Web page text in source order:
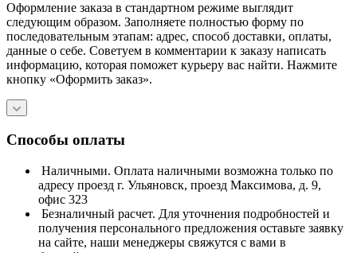
Оформление заказа в стандартном режиме выглядит
следующим образом. Заполняете полностью форму по
последовательным этапам: адрес, способ доставки, оплаты,
данные о себе. Советуем в комментарии к заказу написать
информацию, которая поможет курьеру вас найти. Нажмите
кнопку «Оформить заказ».
Способы оплаты
Наличными. Оплата наличными возможна только по
адресу проезд г. Ульяновск, проезд Максимова, д. 9,
офис 323
Безналичный расчет. Для уточнения подробностей и
получения персонального предложения оставьте заявку
на сайте, наши менеджеры свяжутся с вами в